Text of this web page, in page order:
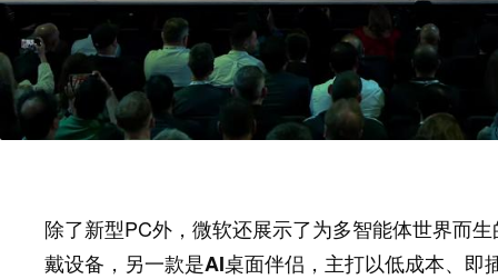
除了新型PC外，微软还展示了为多智能体世界而
戴设备，另一款是AI桌面伴侣 ，主打以低成本、